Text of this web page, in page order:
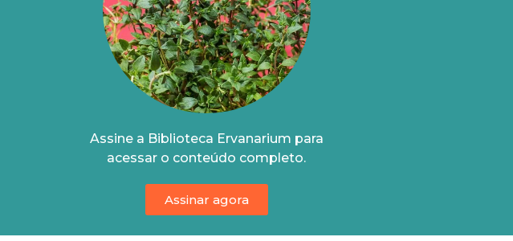
Assine a Biblioteca Ervanarium para
acessar o conteúdo completo.
Assinar agora